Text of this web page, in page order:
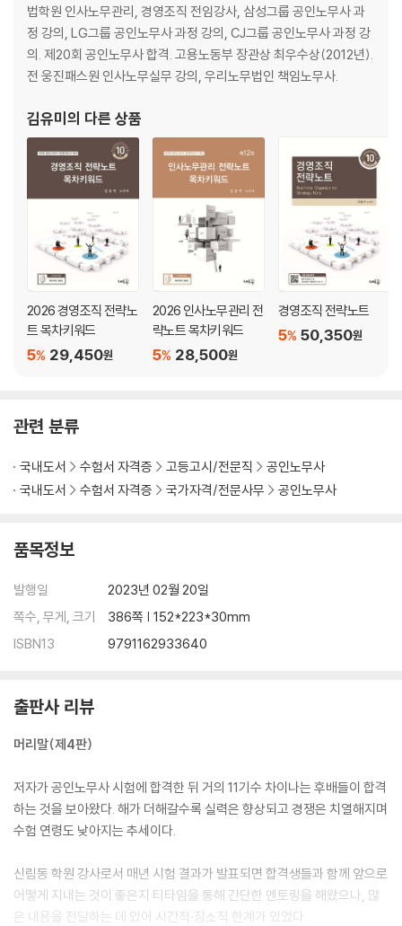
Q.012 20회 때 문제제기 되었던 「국가관, 사명감 등 정신자세」를 이유로
탈락시킬 수 있는지?
Q.013 면접위원(interviewer)은 어떻게 구성되나?
Q.014 조 배분 방식은?
Q.016 면접 시간은?
Q.017 면접 장소는 어디인지?
Q.018 면접 순서는 어떻게 정해지는지?
Q.019 전 조에서 봤던 면접 내용이 공개될 수는 없는지?
Q.020 면접 복장으로 꼭 정장을 입어야 하는지?
Q.021 면접 시 절대 하지 말아야 할 행동은?
Q.022 3차 면접 가기 전에 참고하면 좋은 교재는?
Q.023 3차 면접 기출 내용은?
Q.024 면접에서 대답을 잘 하지 못하는 경우 탈락하는지?
Q.025 신문을 꼭 읽어야 하는지?
Q.026 동기 카페는 누가 어디에 만드는지?
Q.027 3차 발표 후 집으로 편지봉투가 배송된다고 하던데, 그것은 무엇인
지?
Q.028 공인노무사 자격증 신청 방법은?
Q.029 공인노무사 자격증 발급기관은?
Q.032 최종 합격한 후 자유 시간을 갖게 되는데, 선배로서 추천해줄 것이
Q.033 3차 결과 발표 후 공식 일정은 어떻게 되나?
Q.034 동기 회장을 뽑는다던데, 어떻게 선출되는 것인지?
4장 오리엔테이션
Q.037 오리엔테이션이 있다고 들었는데 언제쯤이며, 무엇을 내용으로 하
Q.038 오리엔테이션 조는 언제 나누어주는지? 오리엔테이션 때 정해진
조는 추후에 변경되는지?
Q.039 오리엔테이션 전에 준비해야 할 사항은 없는지?
5장 직무교육(집체교육)
법학원 인사노무관리, 경영조직 전임강사, 삼성그룹 공인노무사 과
정 강의, LG그룹 공인노무사 과정 강의, CJ그룹 공인노무사 과정 강
의. 제20회 공인노무사 합격. 고용노동부 장관상 최우수상(2012년).
전 웅진패스원 인사노무실무 강의, 우리노무법인 책임노무사.
김유미 의 다른 상품
2026 경영조직 전략노
트 목차키워드
29,450원
5%
2026 인사노무관리 전
략노트 목차키워드
28,500원
5%
경영조직 전략노트
50,350원
5%
관련 분류
국내도서 수험서 자격증 고등고시/전문직
공인노무사
국내도서
수험서 자격증 국가자격/전문사무 공인노무사
품목정보
발행일
2023년 02월 20일
쪽수, 무게, 크기
386쪽 | 152*223*30mm
ISBN13
9791162933640
출판사 리뷰
머리말(제4판)
저자가 공인노무사 시험에 합격한 뒤 거의 11기수 차이나는 후배들이 합격
하는 것을 보아왔다. 해가 더해갈수록 실력은 향상되고 경쟁은 치열해지며
수험 연령도 낮아지는 추세이다.
신림동 학원 강사로서 매년 시험 결과가 발표되면 합격생들과 함께 앞으로
어떻게 지내는 것이 좋은지 티타임을 통해 간단한 멘토링을 해왔으나, 많
은 내용을 전달하는 데 있어 시간적·장소적 한계가 있었다.